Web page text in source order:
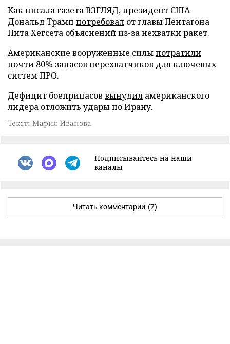
Как писала газета ВЗГЛЯД, президент США
Дональд Трамп потребовал от главы Пентагона
Пита Хегсета объяснений из-за нехватки ракет.
Американские вооруженные силыпотратили
почти 80% запасов перехватчиков для ключевых
систем ПРО.
Дефицит боеприпасов вынудил американского
лидера отложить удары по Ирану.
Текст: Мария Иванова
Подписывайтесь на наши
каналы
Читать комментарии (7)